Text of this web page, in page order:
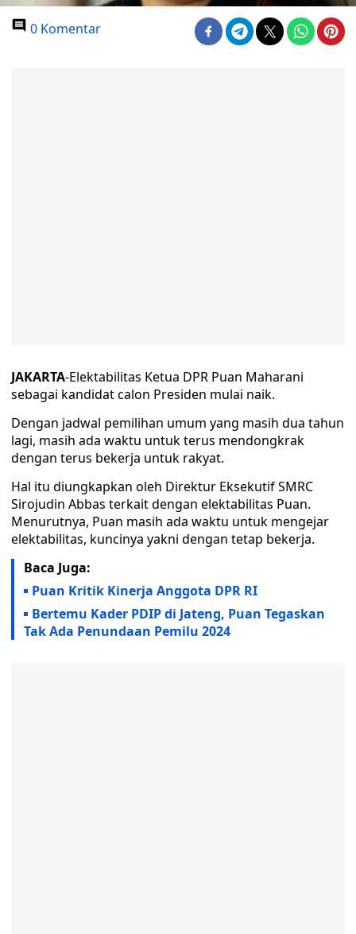
0 Komentar
JAKARTA-Elektabilitas Ketua DPR Puan Maharani
sebagai kandidat calon Presiden mulai naik.
Dengan jadwal pemilihan umum yang masih dua tahun
lagi, masih ada waktu untuk terus mendongkrak
dengan terus bekerja untuk rakyat.
Hal itu diungkapkan oleh Direktur Eksekutif SMRC
Sirojudin Abbas terkait dengan elektabilitas Puan.
Menurutnya, Puan masih ada waktu untuk mengejar
elektabilitas, kuncinya yakni dengan tetap bekerja.
Baca Juga:
Puan Kritik Kinerja Anggota DPR RI
Bertemu Kader PDIP di Jateng, Puan Tegaskan
Tak Ada Penundaan Pemilu 2024